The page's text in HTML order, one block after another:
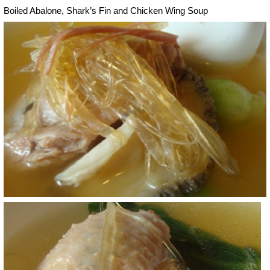
Boiled Abalone, Shark’s Fin and Chicken Wing Soup